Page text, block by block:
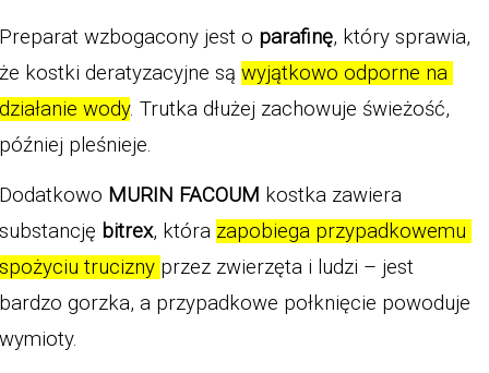
wzbogacony jest o parafinę, który sprawia,
kostki deratyzacyjne są wyjątkowo odporne na
wody. Trutka dłużej zachowuje świeżość,
pleśnieje.
MURIN FACOUM kostka zawiera
bitrex, która zapobiega przypadkowemu
trucizny przez zwierzęta i ludzi – jest
gorzka, a przypadkowe połknięcie powoduje